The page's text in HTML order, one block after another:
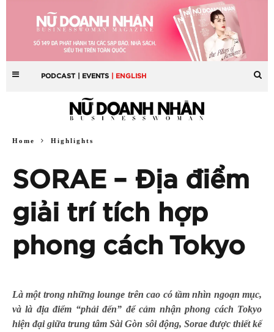
PODCAST | EVENTS | ENGLISH
Home Highlights
SORAE – Địa điểm
giải trí tích hợp
phong cách Tokyo
Là một trong những lounge trên cao có tầm nhìn ngoạn mục,
và là địa điểm “phải đến” để cảm nhận phong cách Tokyo
hiện đại giữa trung tâm Sài Gòn sôi động, Sorae được thiết kế